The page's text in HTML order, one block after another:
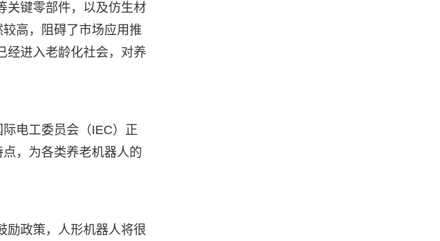
关键零部件，以及仿生材
高，阻碍了市场应用推
经进入老龄化社会，对养
电工委员会（IEC）正
，为各类养老机器人的
励政策，人形机器人将很